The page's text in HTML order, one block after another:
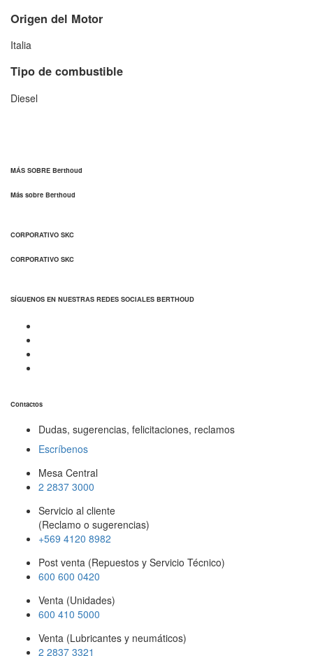
Origen del Motor
Italia
Tipo de combustible
Diesel
MÁS SOBRE Berthoud
Más sobre Berthoud
CORPORATIVO SKC
CORPORATIVO SKC
SÍGUENOS EN NUESTRAS REDES SOCIALES BERTHOUD
Contactos
Dudas, sugerencias, felicitaciones, reclamos
Escríbenos
Mesa Central
2 2837 3000
Servicio al cliente
(Reclamo o sugerencias)
+569 4120 8982
Post venta (Repuestos y Servicio Técnico)
600 600 0420
Venta (Unidades)
600 410 5000
Venta (Lubricantes y neumáticos)
2 2837 3321